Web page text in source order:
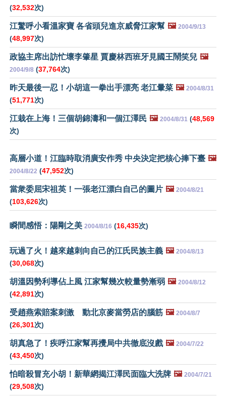
(32,532次)
江驚呼小看溫家寶 各省頭兒進京威脅江家幫 🖼️ 2004/9/13
(48,997次)
政協主席出訪忙壞李肇星 賈慶林西班牙見國王鬧笑兒 🖼️
2004/9/8 (37,764次)
昨天最後一忍！小胡這一拳出手漂亮 老江暈菜 🖼️ 2004/8/31
(51,771次)
江栽在上海！三個胡錦濤和一個江澤民 🖼️ 2004/8/31 (48,569
次)
高層小道！江臨時取消廣安作秀 中央決定把核心捧下臺 🖼️
2004/8/22 (47,952次)
當衆委屈宋祖英！一張老江漂白自己的圖片 🖼️ 2004/8/21
(103,626次)
瞬間感悟：陽剛之美 2004/8/16 (16,435次)
玩過了火！越來越刺向自己的江氏民族主義 🖼️ 2004/8/13
(30,068次)
胡溫因勢利導佔上風 江家幫幾次較量勢漸弱 🖼️ 2004/8/12
(42,891次)
受趙燕索賠案刺激 動北京麥當勞店的腦筋 🖼️ 2004/8/7
(26,301次)
胡真急了！疾呼江家幫再攪局中共徹底沒戲 🖼️ 2004/7/22
(43,450次)
怕暗殺冒充小胡！新華網揭江澤民面臨大洗牌 🖼️ 2004/7/21
(29,508次)